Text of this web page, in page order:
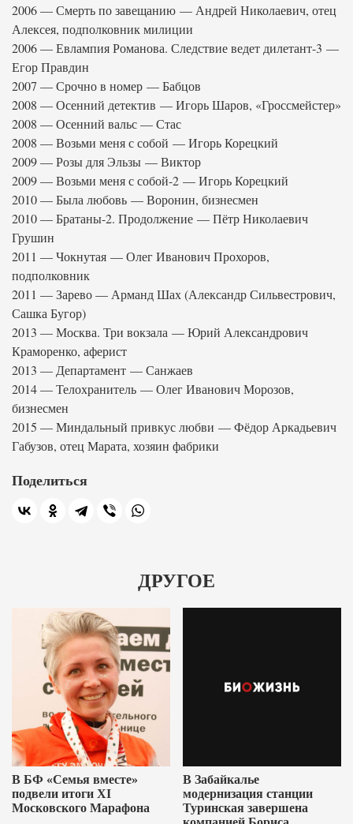
2006 — Смерть по завещанию — Андрей Николаевич, отец
Алексея, подполковник милиции
2006 — Евлампия Романова. Следствие ведет дилетант-3 —
Егор Правдин
2007 — Срочно в номер — Бабцов
2008 — Осенний детектив — Игорь Шаров, «Гроссмейстер»
2008 — Осенний вальс — Стас
2008 — Возьми меня с собой — Игорь Корецкий
2009 — Розы для Эльзы — Виктор
2009 — Возьми меня с собой-2 — Игорь Корецкий
2010 — Была любовь — Воронин, бизнесмен
2010 — Братаны-2. Продолжение — Пётр Николаевич
Грушин
2011 — Чокнутая — Олег Иванович Прохоров,
подполковник
2011 — Зарево — Арманд Шах (Александр Сильвестрович,
Сашка Бугор)
2013 — Москва. Три вокзала — Юрий Александрович
Краморенко, аферист
2013 — Департамент — Санжаев
2014 — Телохранитель — Олег Иванович Морозов,
бизнесмен
2015 — Миндальный привкус любви — Фёдор Аркадьевич
Габузов, отец Марата, хозяин фабрики
Поделиться
ДРУГОЕ
В БФ «Семья вместе»
подвели итоги XI
Московского Марафона
В Забайкалье
модернизация станции
Туринская завершена